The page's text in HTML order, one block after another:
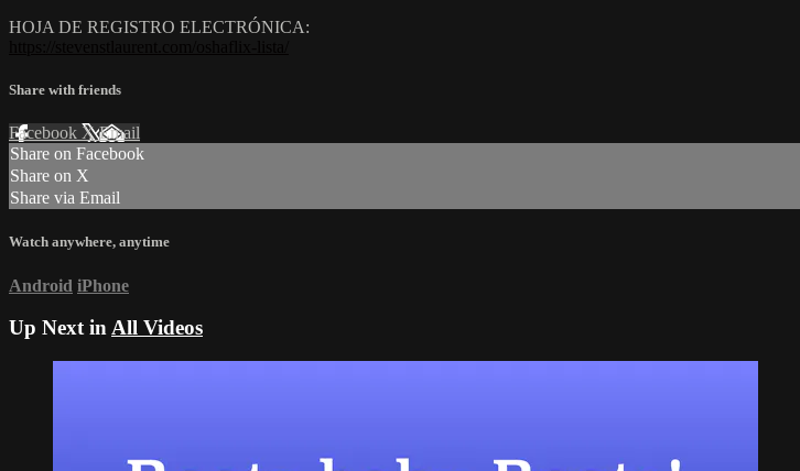
HOJA DE REGISTRO ELECTRÓNICA:
Share with friends
Facebook XEmail
Share on Facebook
Share on X
Share via Email
Watch anywhere, anytime
Android iPhone
Up Next inAll Videos